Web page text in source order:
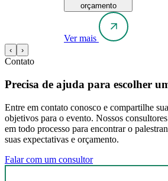
orçamento
Ver mais
‹ ›
Contato
Precisa de ajuda para escolher
Entre em contato conosco e compartilhe
objetivos para o evento. Nossos
em todo processo para encontrar o
suas expectativas e orçamento.
Falar com um consultor